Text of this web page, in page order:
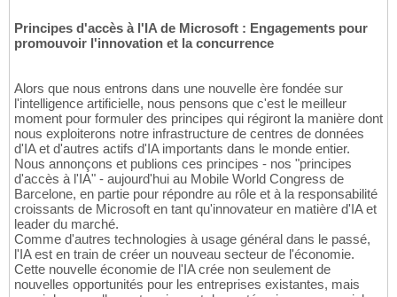
Principes d'accès à l'IA de Microsoft : Engagements pour
promouvoir l'innovation et la concurrence
Alors que nous entrons dans une nouvelle ère fondée sur
l'intelligence artificielle, nous pensons que c'est le meilleur
moment pour formuler des principes qui régiront la manière dont
nous exploiterons notre infrastructure de centres de données
d'IA et d'autres actifs d'IA importants dans le monde entier.
Nous annonçons et publions ces principes - nos "principes
d'accès à l'IA" - aujourd'hui au Mobile World Congress de
Barcelone, en partie pour répondre au rôle et à la responsabilité
croissants de Microsoft en tant qu'innovateur en matière d'IA et
leader du marché.
Comme d'autres technologies à usage général dans le passé,
l'IA est en train de créer un nouveau secteur de l'économie.
Cette nouvelle économie de l'IA crée non seulement de
nouvelles opportunités pour les entreprises existantes, mais